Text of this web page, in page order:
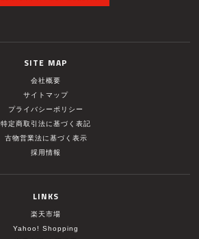
SITE MAP
会社概要
サイトマップ
プライバシーポリシー
特定商取引法に基づく表記
古物営業法に基づく表示
採用情報
LINKS
楽天市場
Yahoo! Shopping